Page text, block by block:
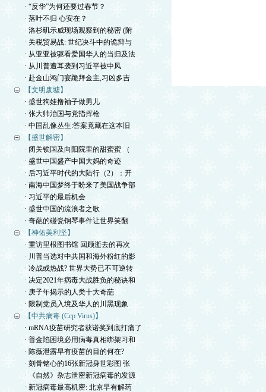
· “反华”为何还要过春节？
· 落叶不归 心安在？
· 洛杉矶示威现场观察到的秘密 (附
· 关税贸易战: 世纪决斗中的诡辩与
· 从亚亚被驱看爱国华人的当归及法
· 从川普遭耳袭到习近平被中风
· 赴金山鸿门宴跪拜金主,习凶多吉
【文明废墟】
· 盛世狗娃撸袖子做男儿
· 张大帅治国与党指挥枪
· 中国乱像丛生:答案竟藏在这本旧
【盛世解密】
· 闭关锁国及向阳院里的甜蜜蜜 （
· 盛世中国盛产中国大妈的奇迹
· 后习近平时代的大陆行（2）：开
· 南海中国梦终于盼来了美国战争部
· 习近平的最后机会
· 盛世中国的流浪者之歌
· 奇葩的碰瓷钢琴事件让世界笑翻
【神佑美利坚】
· 重访里根图书馆 回顾逝去的再次
· 川普当选对中共国和海外粉红的影
· 冷战或热战? 世界大势已不可逆转
· 决定2021年病毒大战胜负的秘诀和
· 庚子年揭示的人类十大奇葩
· 限制党员入境及华人的川黑现象
【中共病毒 (Ccp Virus)】
· mRNA疫苗研究者获诺奖到底打痛了
· 普金陷困境必用病毒真相绑架习和
· 陈薇泄露早有疫苗的目的何在?
· 刻骨铭心的16张新冠身世彩图 张
· 《自然》杂志泄密新冠病毒的发源
· 新冠病毒最高机密: 北京早有解药